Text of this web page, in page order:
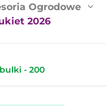
Ogrodowe
2026
- 200